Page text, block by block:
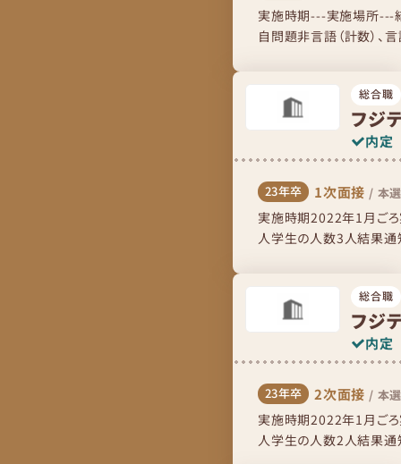
実施時期---実施場所---
自問題非言語（計数）、
総合職
フジ
内定
23年卒 1次面接 / 本
実施時期2022年1月ごろ
人学生の人数3人結果通
総合職
フジ
内定
23年卒 2次面接 / 本
実施時期2022年1月ごろ
人学生の人数2人結果通